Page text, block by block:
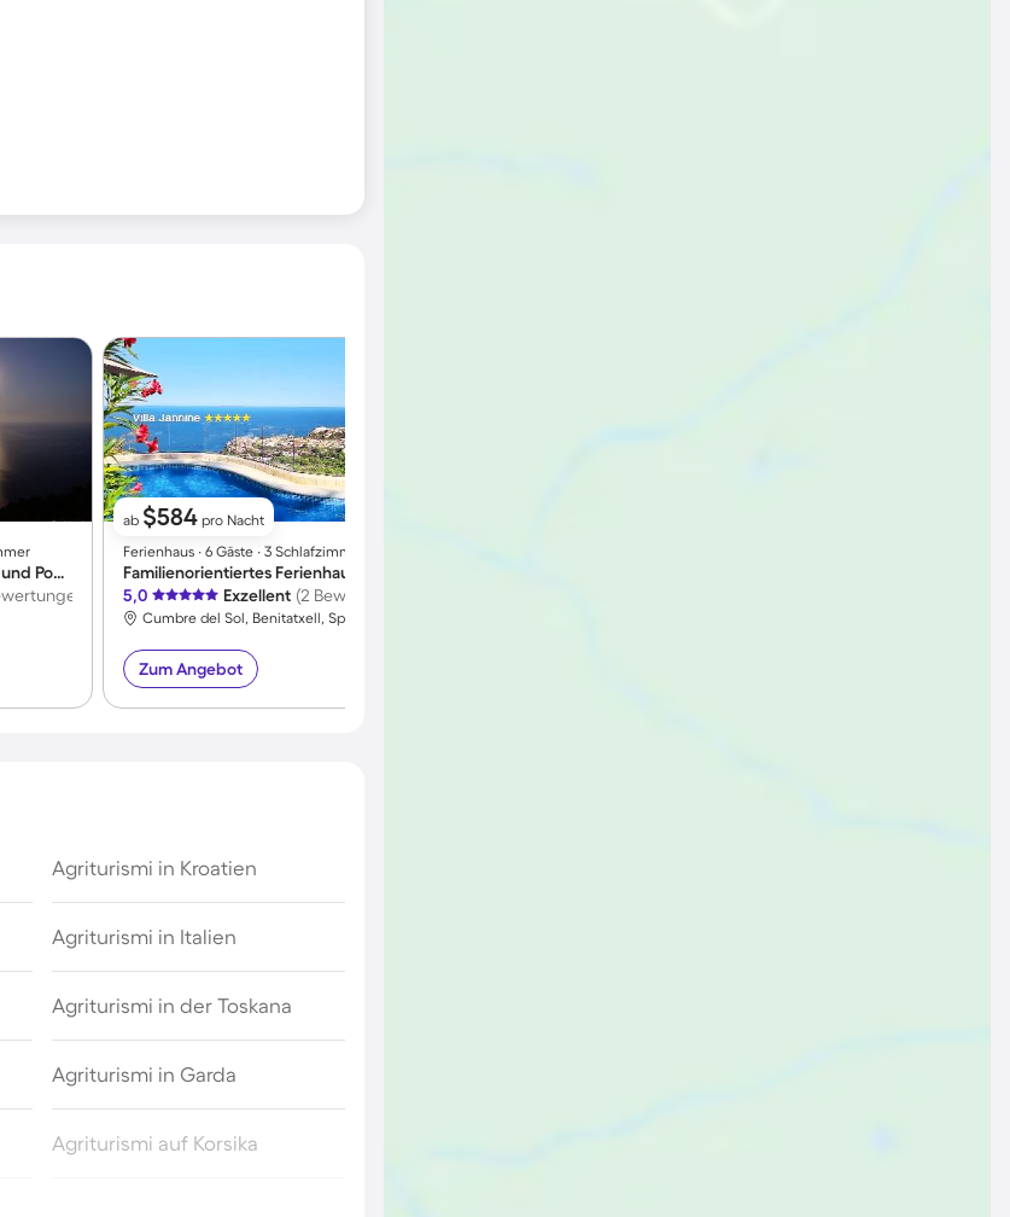
Ferienhaus mit Terrasse, Grill und Pool | Meerblick
ab $584 pro Nacht
Ferienhaus ∙ 6 Gäste ∙ 3 Schlafzimmer
5,0
Exzellent (2 Bewertungen)
Cumbre del Sol, Benitatxell, Spanien
Zum Angebot
Agriturismi in Kroatien
Agriturismi in Italien
Agriturismi in der Toskana
Agriturismi in Garda
Agriturismi auf Korsika